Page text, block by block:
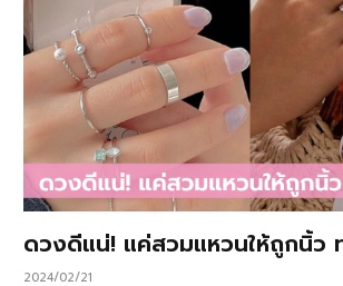
ดวงดีแน่! แค่สวมแหวนให้ถูกนิ้ว
2024/02/21